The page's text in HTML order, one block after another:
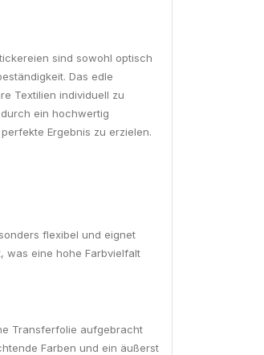
sind sowohl optisch
Das edle
Textilien individuell zu
ein hochwertig
Ergebnis zu erzielen.
flexibel und eignet
was eine hohe Farbvielfalt
Transferfolie aufgebracht
Farben und ein äußerst